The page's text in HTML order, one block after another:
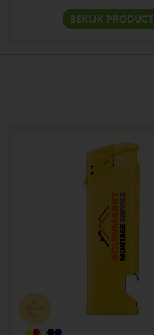
BEKIJK PRODUCT